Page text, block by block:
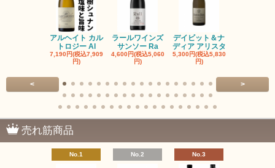
アルヘイト カル
トロジー Al
7,190円(税込7,909
円)
ラールワインズ
サンソー Ra
4,600円(税込5,060
円)
デイビット＆ナ
ディア アリスタ
5,300円(税込5,830
円)
< >
売れ筋商品
No.1 No.2 No.3